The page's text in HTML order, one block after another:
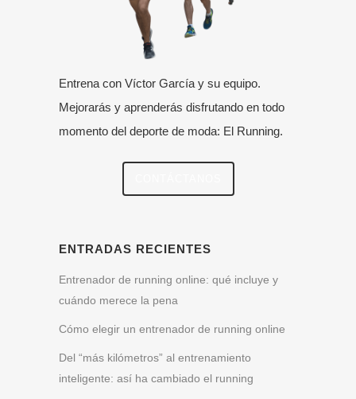
Entrena con Víctor García y su equipo.
Mejorarás y aprenderás disfrutando en todo
momento del deporte de moda: El Running.
ENTRADAS RECIENTES
Entrenador de running online: qué incluye y
cuándo merece la pena
Cómo elegir un entrenador de running online
Del “más kilómetros” al entrenamiento
inteligente: así ha cambiado el running